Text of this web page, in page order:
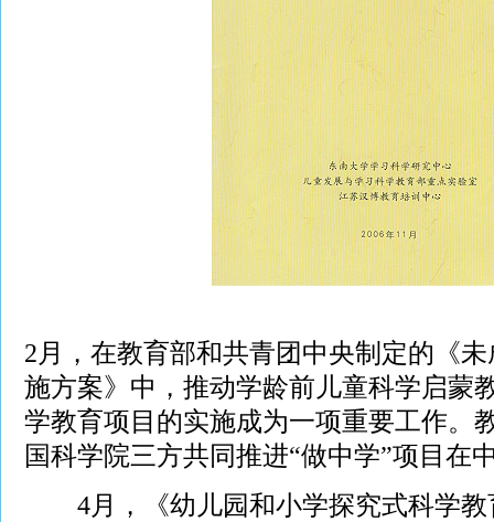
2月，在教育部和共青团中央制定的《
施方案》中，推动学龄前儿童科学启蒙
学教育项目的实施成为一项重要工作。
国科学院三方共同推进“做中学”项目在
4月，《幼儿园和小学探究式科学